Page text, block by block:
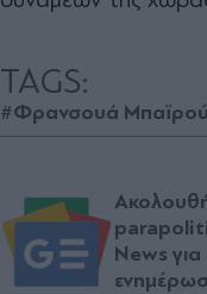
TAGS:
#Φρανσουά Μπαϊρού
News